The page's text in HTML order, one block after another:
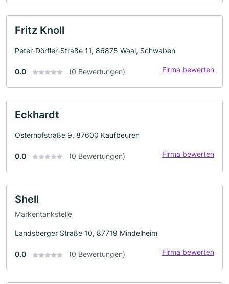
Fritz Knoll
Peter-Dörfler-Straße 11, 86875 Waal, Schwaben
0.0 (0 Bewertungen) Firma bewerten
Eckhardt
Osterhofstraße 9, 87600 Kaufbeuren
0.0 (0 Bewertungen) Firma bewerten
Shell
Markentankstelle
Landsberger Straße 10, 87719 Mindelheim
0.0 (0 Bewertungen) Firma bewerten